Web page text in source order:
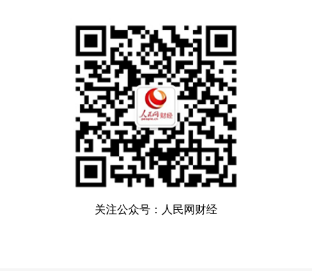
关注公众号：人民网财经